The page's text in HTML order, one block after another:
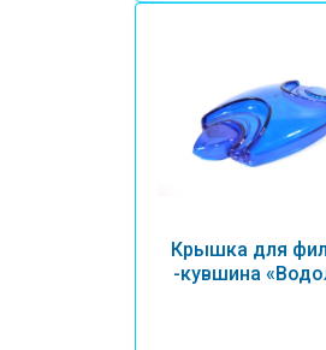
Крышка для
-кувшина